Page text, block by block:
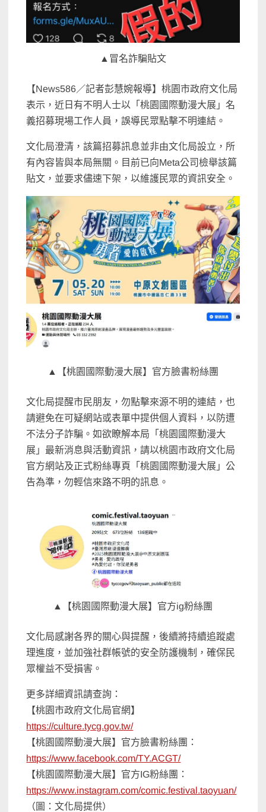
▲冒名詐騙貼文
【News586／記者彭慧婉報導】桃園市政府文化局
表示，近日有不明人士以「桃園國際動漫大展」名
義招募現場工作人員，誤導民眾點擊不明連結。
文化局澄清，該篇招募訊息並非由文化局設立，所
有內容皆與本局無關。目前已向Meta公司檢舉該篇
貼文，並要求儘速下架，以維護民眾的資訊安全。
▲【桃園國際動漫大展】官方臉書粉絲團
文化局提醒市民朋友，勿點擊來源不明的連結，也
請避免在可疑網站或表單中提供個人資料，以防遭
不法分子詐騙。如欲瞭解本局「桃園國際動漫大
展」最新消息與活動資訊，請以桃園市政府文化局
官方網站及正式粉絲專頁「桃園國際動漫大展」公
告為準，勿輕信來路不明的訊息。
▲【桃園國際動漫大展】官方ig粉絲團
文化局感謝各界的關心與提醒，後續將持續追蹤處
理進度，並加強社群帳號的安全防護機制，確保民
眾權益不受損害。
更多詳細資訊請查詢：
【桃園市政府文化局官網】
https://culture.tycg.gov.tw/
【桃園國際動漫大展】官方臉書粉絲團：
https://www.facebook.com/TY.ACGT/
【桃園國際動漫大展】官方IG粉絲團：
https://www.instagram.com/comic.festival.taoyuan/
（圖：文化局提供）